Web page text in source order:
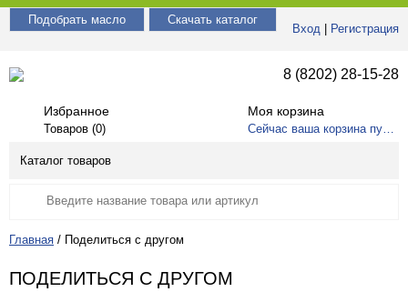
Подобрать масло Скачать каталог
Вход Регистрация
8 (8202) 28-15-28
Избранное
Товаров (0)
Моя корзина
Сейчас ваша корзина пуста
Каталог товаров
Главная / Поделиться с другом
ПОДЕЛИТЬСЯ С ДРУГОМ